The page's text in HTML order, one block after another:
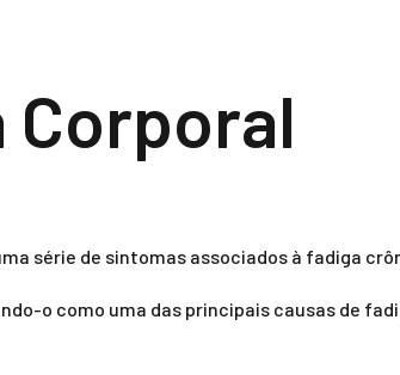
Corporal
série de sintomas associados à fadiga
o como uma das principais causas de